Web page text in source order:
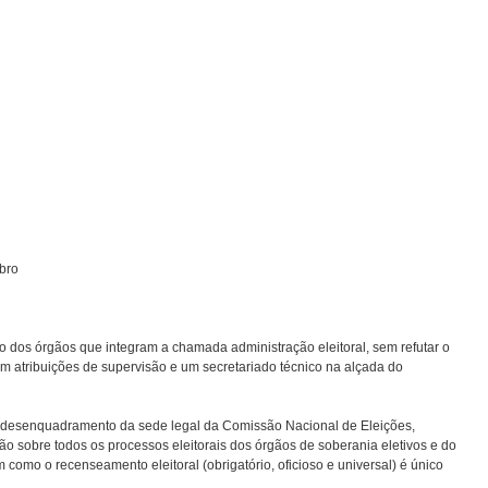
órgãos que integram a chamada administração eleitoral, sem refutar o
atribuições de supervisão e um secretariado técnico na alçada do
da sede legal da Comissão Nacional de Eleições,
sobre todos os processos eleitorais dos órgãos de soberania eletivos e do
o recenseamento eleitoral (obrigatório, oficioso e universal) é único